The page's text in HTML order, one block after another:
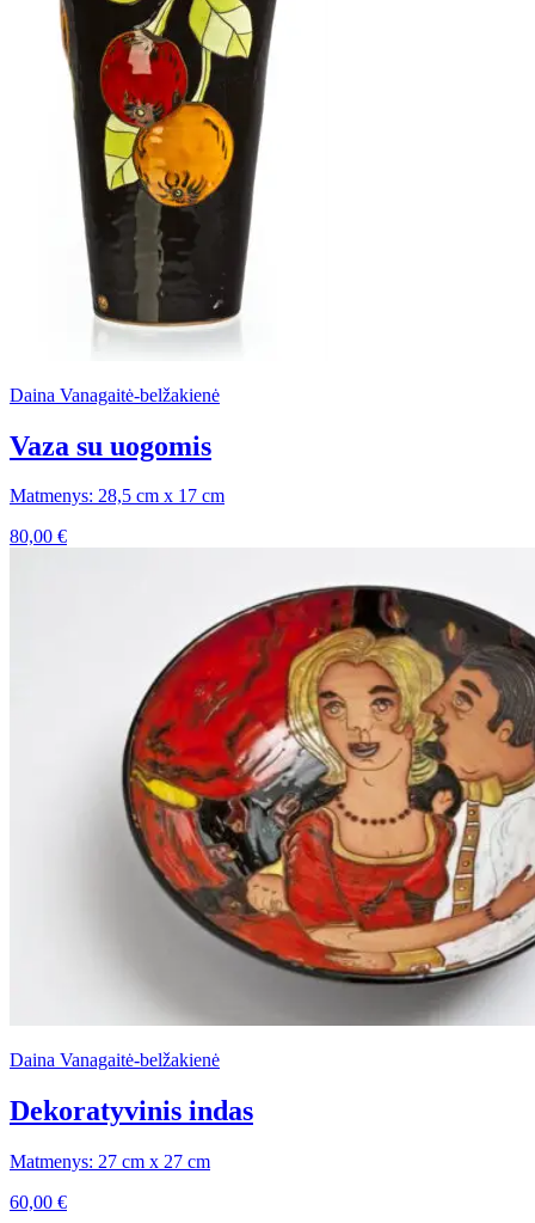
Daina Vanagaitė-belžakienė
Vaza su uogomis
Matmenys: 28,5 cm x 17 cm
80,00 €
Daina Vanagaitė-belžakienė
Dekoratyvinis indas
Matmenys: 27 cm x 27 cm
60,00 €